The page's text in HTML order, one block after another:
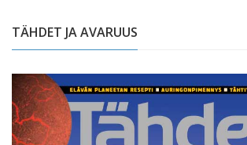
TÄHDET JA AVARUUS